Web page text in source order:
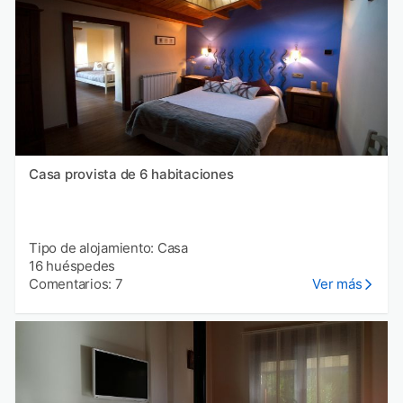
Casa provista de 6 habitaciones
Tipo de alojamiento: Casa
16 huéspedes
Comentarios: 7
Ver más